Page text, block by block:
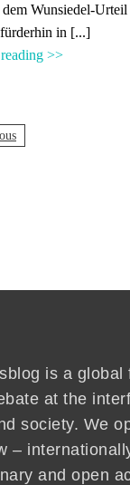
Wunsiedel-Urteil
in [...]
>>
is a global
at the
society. We
–
and open